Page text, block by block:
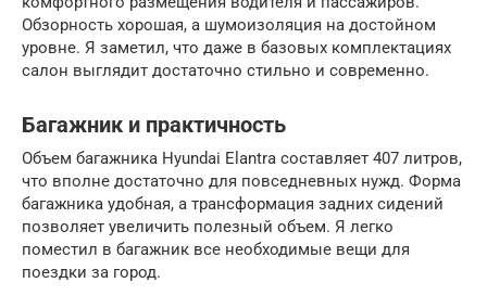
Обзорность хорошая, а шумоизоляция на достойном
уровне. Я заметил, что даже в базовых комплектациях
салон выглядит достаточно стильно и современно.
Багажник и практичность
Объем багажника Hyundai Elantra составляет 407 литров,
что вполне достаточно для повседневных нужд. Форма
багажника удобная, а трансформация задних сидений
позволяет увеличить полезный объем. Я легко
поместил в багажник все необходимые вещи для
поездки за город.